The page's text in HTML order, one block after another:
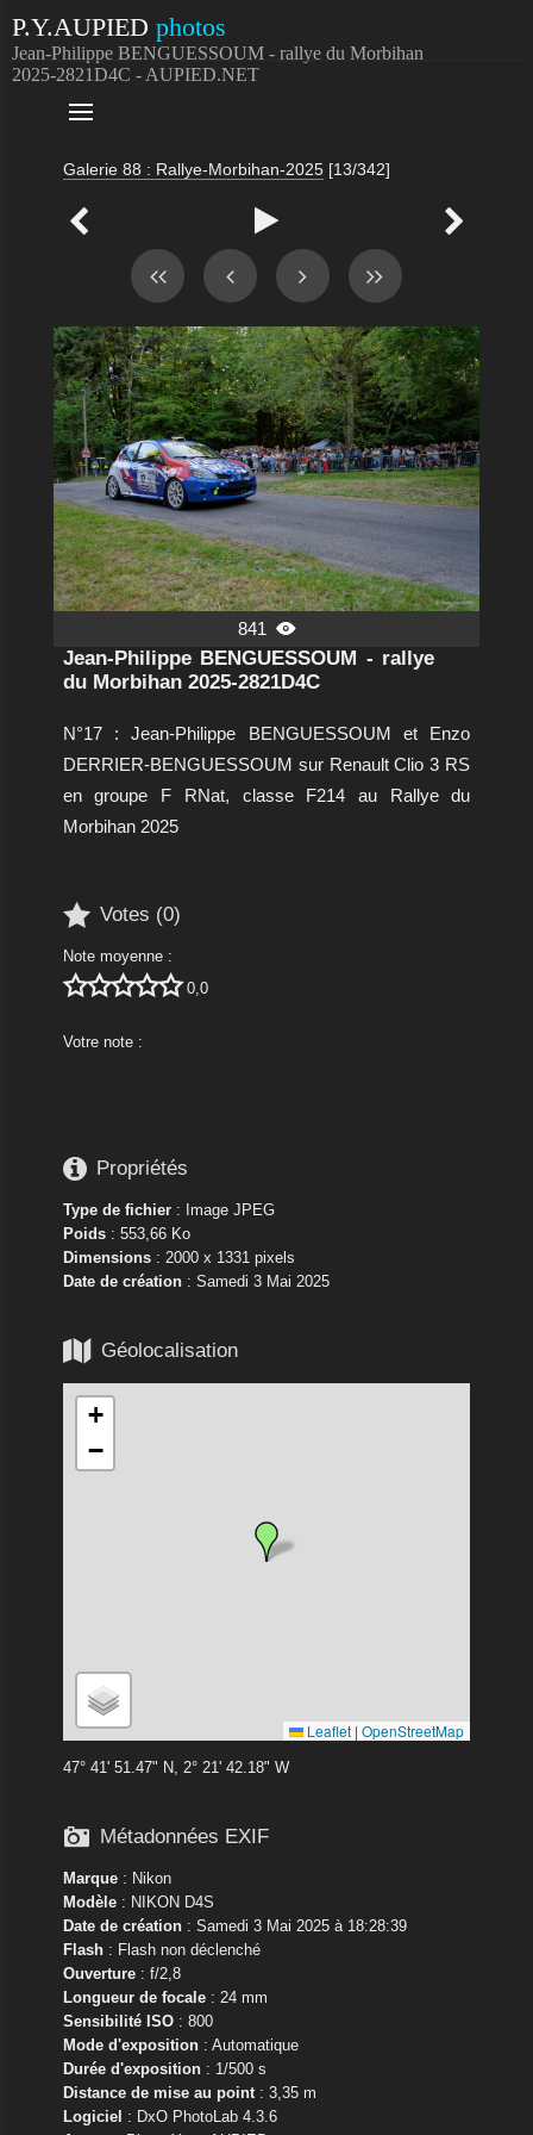
P.Y.AUPIED photos
Jean-Philippe BENGUESSOUM - rallye du Morbihan
2025-2821D4C - AUPIED.NET

Galerie 88 : Rallye-Morbihan-2025 [13/342]
  
841 
Jean-Philippe BENGUESSOUM - rallye
du Morbihan 2025-2821D4C
N°17 : Jean-Philippe BENGUESSOUM et Enzo
DERRIER-BENGUESSOUM sur Renault Clio 3 RS
en groupe F RNat, classe F214 au Rallye du
Morbihan 2025
 Votes (0)
Note moyenne :
 0,0
Votre note :
 Propriétés
Type de fichier: Image JPEG
Poids: 553,66 Ko
Dimensions: 2000 x 1331 pixels
Date de création: Samedi 3 Mai 2025
 Géolocalisation
+
−
Leaflet | OpenStreetMap
47° 41' 51.47" N, 2° 21' 42.18" W
 Métadonnées EXIF
Marque: Nikon
Modèle: NIKON D4S
Date de création: Samedi 3 Mai 2025 à 18:28:39
Flash: Flash non déclenché
Ouverture: f/2,8
Longueur de focale: 24 mm
Sensibilité ISO: 800
Mode d'exposition: Automatique
Durée d'exposition: 1/500 s
Distance de mise au point: 3,35 m
Logiciel : DxO PhotoLab 4.3.6